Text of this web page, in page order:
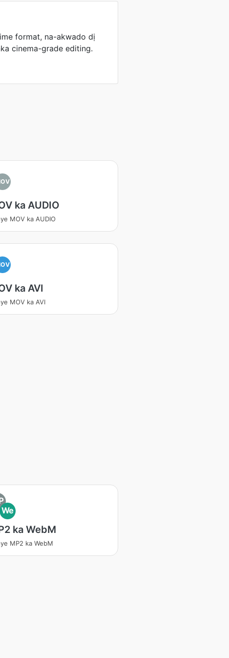
format, na-akwado dị
cinema-grade editing.
ka AUDIO
MOV ka AUDIO
ka AVI
MOV ka AVI
We
ka WebM
MP2 ka WebM